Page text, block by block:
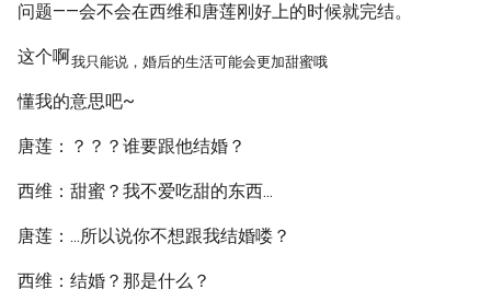
问题——会不会在西维和唐莲刚好上的时候就完结。
这个啊我只能说，婚后的生活可能会更加甜蜜哦
懂我的意思吧~
唐莲：？？？谁要跟他结婚？
西维：甜蜜？我不爱吃甜的东西...
唐莲：...所以说你不想跟我结婚喽？
西维：结婚？那是什么？